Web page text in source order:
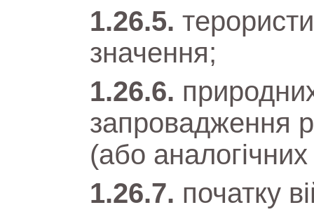
значення;
запровадження
(або
початку